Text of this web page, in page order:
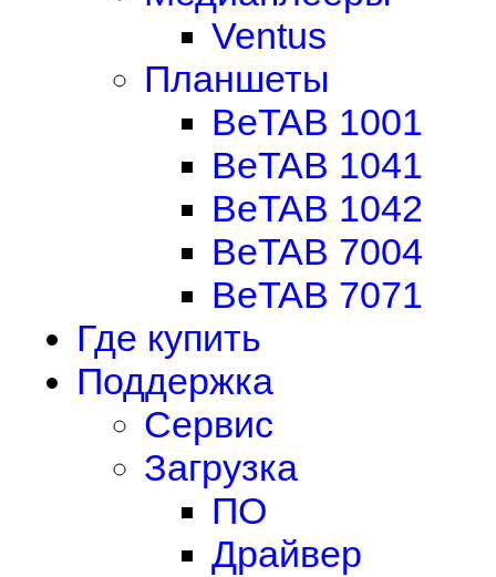
Ventus
Планшеты
BeTAB 1001
BeTAB 1041
BeTAB 1042
BeTAB 7004
BeTAB 7071
Где купить
Поддержка
Сервис
Загрузка
ПО
Драйвер